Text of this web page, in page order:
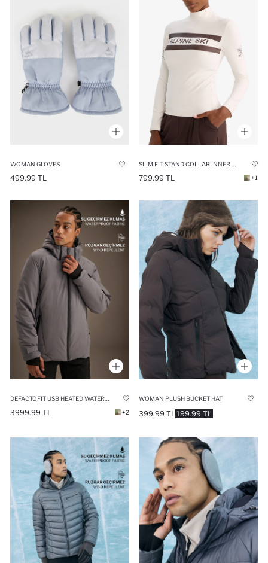
WOMAN GLOVES
499.99 TL 799.99 TL +1
3999.99 TL +2
WOMAN PLUSH BUCKET HAT
199.99 TL
399.99 TL